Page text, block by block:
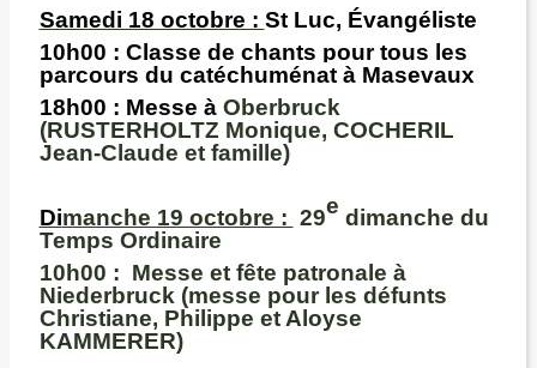
Samedi 18 octobre : St Luc, Évangéliste
10h00 : Classe de chants pour tous les
parcours du catéchuménat à Masevaux
18h00 : Messe à Oberbruck
(RUSTERHOLTZ Monique, COCHERIL
Jean-Claude et famille)
Dimanche 19 octobre : 29e dimanche du
Temps Ordinaire
10h00 : Messe et fête patronale à
Niederbruck (messe pour les défunts
Christiane, Philippe et Aloyse
KAMMERER)